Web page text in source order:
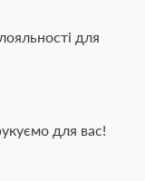
для
для вас!